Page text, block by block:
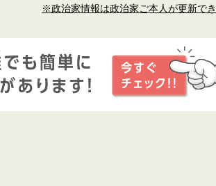
※政治家情報は政治家ご本人が更新で